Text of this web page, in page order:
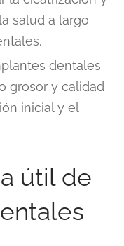
salud a largo
dentales
grosor y calidad
inicial y el
útil de